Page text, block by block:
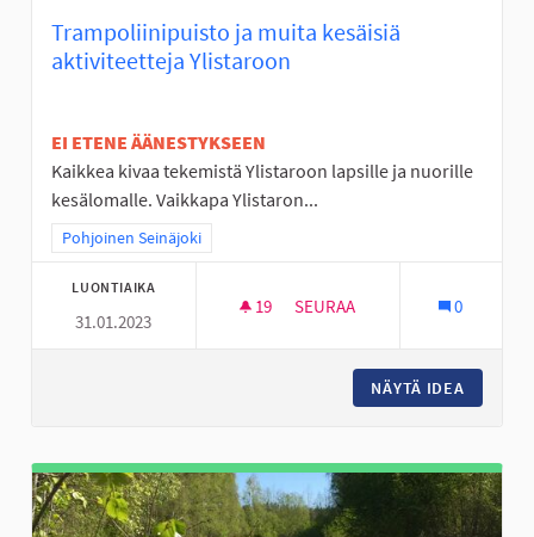
Trampoliinipuisto ja muita kesäisiä
aktiviteetteja Ylistaroon
EI ETENE ÄÄNESTYKSEEN
Kaikkea kivaa tekemistä Ylistaroon lapsille ja nuorille
kesälomalle. Vaikkapa Ylistaron...
Rajaa tulokset teeman mukaan: Pohjoinen Seinäjoki
Pohjoinen Seinäjoki
LUONTIAIKA
31.01.2023
19 19 SEURAAJAA
SEURAA 0
NÄYTÄ IDEA